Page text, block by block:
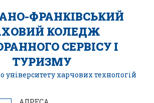
ФРАНКІВСЬКИЙ
КОЛЕДЖ
СЕРВІСУ І
ТУРИЗМУ
університету харчових технологій